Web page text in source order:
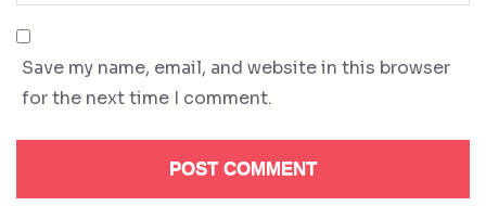
Save my name, email, and website in this browser
for the next time I comment.